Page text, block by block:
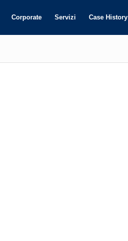
Corporate Servizi Case History